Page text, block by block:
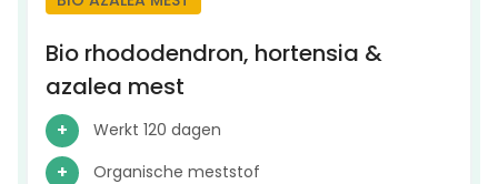
Bio rhododendron, hortensia &
azalea mest
Werkt 120 dagen
Organische meststof